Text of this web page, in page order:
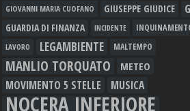
GIOVANNI MARIA CUOFANO GIUSEPPE GIUDICE
GUARDIA DI FINANZA INCIDENTE
LAVORO LEGAMBIENTE MALTEMPO
MANLIO TORQUATO METEO
MOVIMENTO 5 STELLE MUSICA
NOCERA INFERIORE